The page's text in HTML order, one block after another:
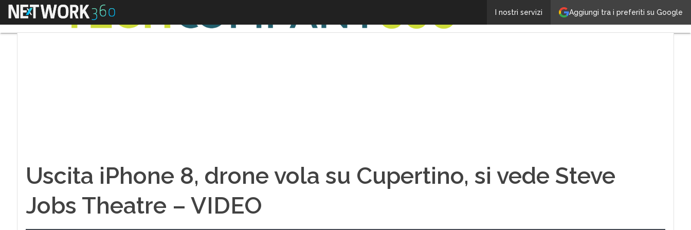
Aggiungi tra i preferiti su Google
I nostri servizi
Menu Uscita iPhone 8, drone vola su Cupertino, si vede
Uscita iPhone 8, drone vola su Cupertino, si vede Steve
Jobs Theatre – VIDEO